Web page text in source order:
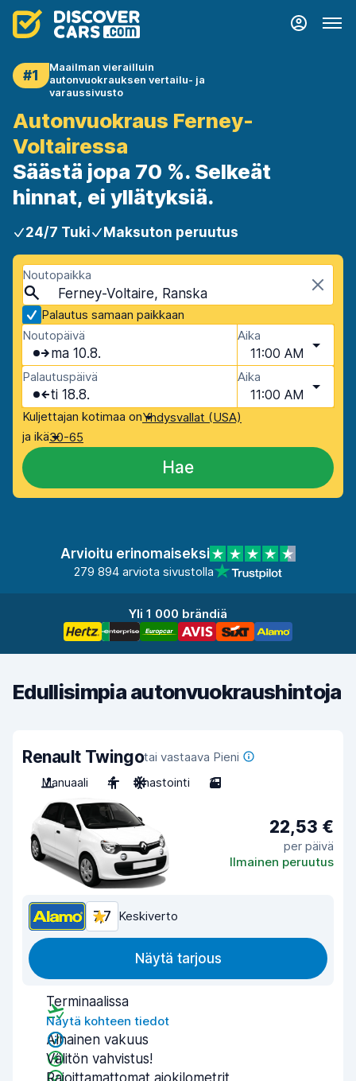
#1
Maailman vierailluin
autonvuokrauksen vertailu- ja
varaussivusto
Autonvuokraus Ferney-
Voltairessa
Säästä jopa 70 %. Selkeät
hinnat, ei yllätyksiä.
24/7 Tuki Maksuton peruutus
Noutopaikka
Ferney-Voltaire, Ranska
Palautus samaan paikkaan
Noutopäivä
ma 10.8.
Aika
11:00 AM
Palautuspäivä
ti 18.8.
Aika
11:00 AM
Kuljettajan kotimaa onYhdysvallat (USA)
ja ikä30-65
Hae
Arvioitu erinomaiseksi
279 894 arviota sivustolla
Yli 1 000 brändiä
Edullisimpia autonvuokraushintoja
Renault Twingotai vastaava Pieni
Manuaali
4 Ilmastointi 3
22,53 €
per päivä
Ilmainen peruutus
7,7 Keskiverto
Näytä tarjous
Terminaalissa
Näytä kohteen tiedot
Alhainen vakuus
Välitön vahvistus!
Rajoittamattomat ajokilometrit